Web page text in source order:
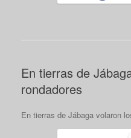
En tierras de
rondadores
En tierras de Jábaga volaron